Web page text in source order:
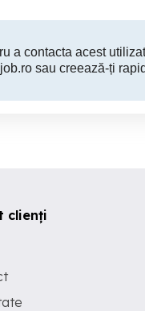
a contacta acest
sau creează-ți
clienți